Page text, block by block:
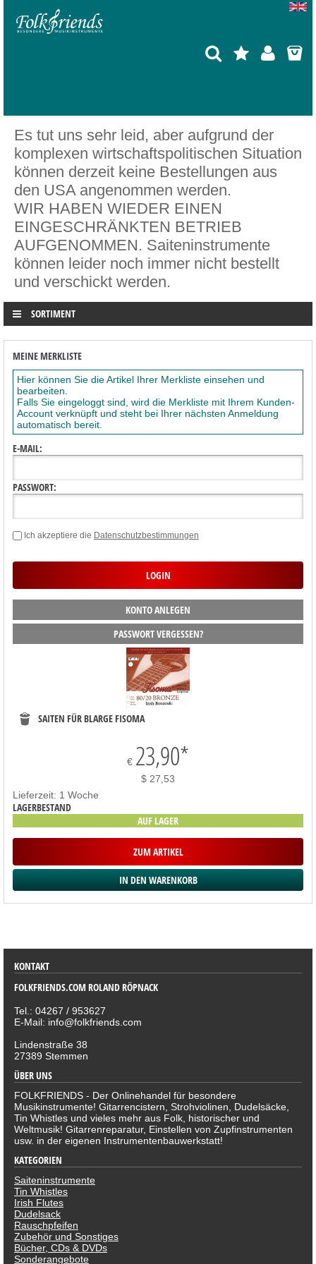
Es tut uns sehr leid, aber aufgrund der
komplexen wirtschaftspolitischen Situation
können derzeit keine Bestellungen aus
den USA angenommen werden.
WIR HABEN WIEDER EINEN
EINGESCHRÄNKTEN BETRIEB
AUFGENOMMEN. Saiteninstrumente
können leider noch immer nicht bestellt
und verschickt werden.
SORTIMENT
MEINE MERKLISTE
Hier können Sie die Artikel Ihrer Merkliste einsehen und
bearbeiten.
Falls Sie eingeloggt sind, wird die Merkliste mit Ihrem Kunden-
Account verknüpft und steht bei Ihrer nächsten Anmeldung
automatisch bereit.
E-MAIL:
PASSWORT:
Ich akzeptiere die Datenschutzbestimmungen
KONTO ANLEGEN
PASSWORT VERGESSEN?
SAITEN FÜR BLARGE FISOMA
€ 23,90*
$ 27,53
Lieferzeit: 1 Woche
LAGERBESTAND
AUF LAGER
ZUM ARTIKEL
KONTAKT
FOLKFRIENDS.COM ROLAND RÖPNACK
Tel.: 04267 / 953627
E-Mail: info@folkfriends.com
Lindenstraße 38
27389 Stemmen
ÜBER UNS
FOLKFRIENDS - Der Onlinehandel für besondere
Musikinstrumente! Gitarrencistern, Strohviolinen, Dudelsäcke,
Tin Whistles und vieles mehr aus Folk, historischer und
Weltmusik! Gitarrenreparatur, Einstellen von Zupfinstrumenten
usw. in der eigenen Instrumentenbauwerkstatt!
KATEGORIEN
Saiteninstrumente
Tin Whistles
Irish Flutes
Dudelsack
Rauschpfeifen
Zubehör und Sonstiges
Bücher, CDs & DVDs
Sonderangebote